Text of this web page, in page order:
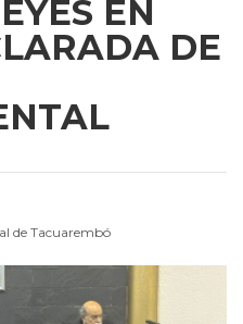
EN
DE
de Tacuarembó